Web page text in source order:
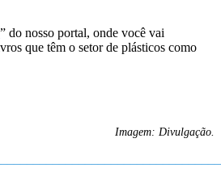
” do nosso portal, onde você vai
que têm o setor de plásticos como
Imagem: Divulgação.